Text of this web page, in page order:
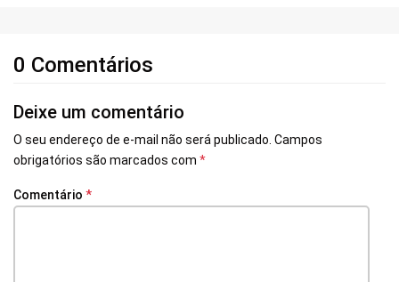
0 Comentários
Deixe um comentário
O seu endereço de e-mail não será publicado. Campos
obrigatórios são marcados com *
Comentário *